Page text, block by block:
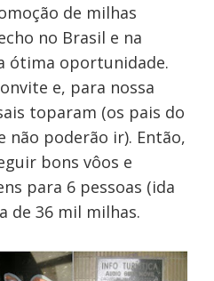
de milhas
no Brasil e na
ótima oportunidade.
e, para nossa
toparam (os pais do
não poderão ir). Então,
bons vôos e
para 6 pessoas (ida
de 36 mil milhas.